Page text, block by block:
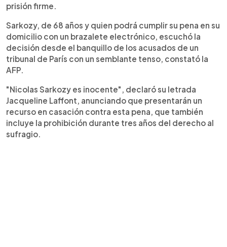
prisión firme.
Sarkozy, de 68 años y quien podrá cumplir su pena en su
domicilio con un brazalete electrónico, escuchó la
decisión desde el banquillo de los acusados de un
tribunal de París con un semblante tenso, constató la
AFP.
"Nicolas Sarkozy es inocente", declaró su letrada
Jacqueline Laffont, anunciando que presentarán un
recurso en casación contra esta pena, que también
incluye la prohibición durante tres años del derecho al
sufragio.